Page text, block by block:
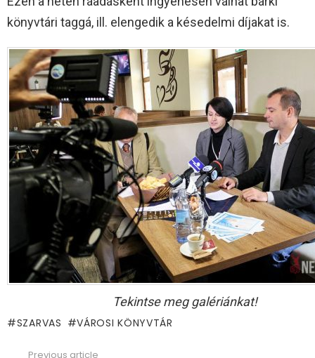
könyvtári taggá, ill. elengedik a késedelmi díjakat is.
Tekintse meg galériánkat!
SZARVAS VÁROSI KÖNYVTÁR
Previous article